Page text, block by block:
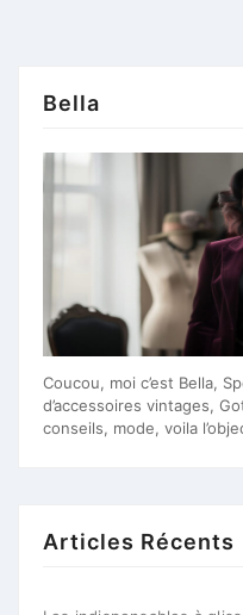
Bella
Coucou, moi c’est Bella,
d’accessoires vintages,
conseils, mode, voila
Articles Récents